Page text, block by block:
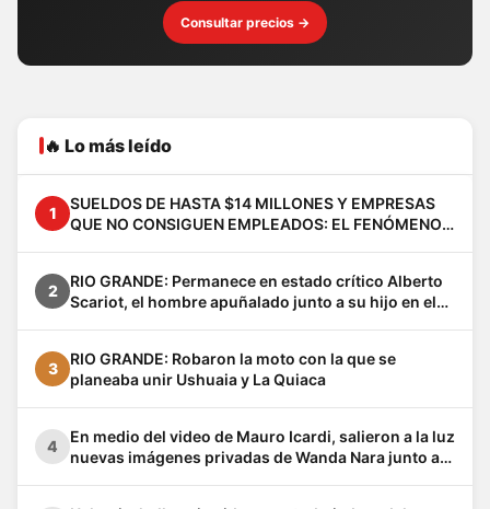
Consultar precios →
🔥 Lo más leído
1
SUELDOS DE HASTA $14 MILLONES Y EMPRESAS
QUE NO CONSIGUEN EMPLEADOS: EL FENÓMENO
2
RIO GRANDE: Permanece en estado crítico Alberto
Scariot, el hombre apuñalado junto a su hijo en el
3
RIO GRANDE: Robaron la moto con la que se
planeaba unir Ushuaia y La Quiaca
4
En medio del video de Mauro Icardi, salieron a la luz
nuevas imágenes privadas de Wanda Nara junto a